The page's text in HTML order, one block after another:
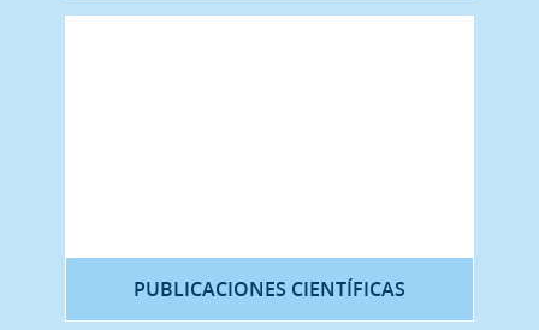
PUBLICACIONES CIENTÍFICAS